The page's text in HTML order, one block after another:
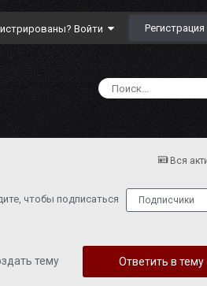
Войти Регистрация
Вся
чтобы подписаться Подписчики
Ответить в тему
тему